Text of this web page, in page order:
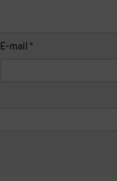
E-mail*